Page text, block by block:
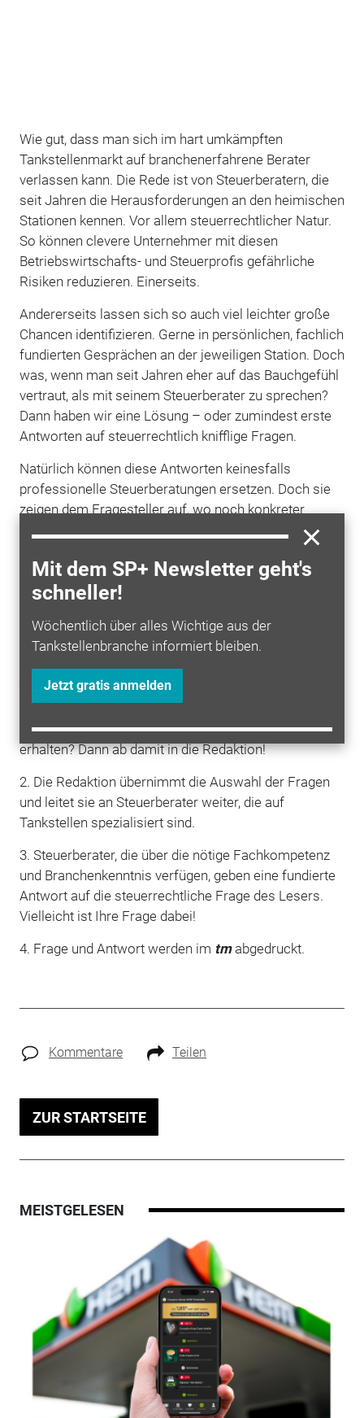
Mit dem SP+ Newsletter geht's
schneller!
Wöchentlich über alles Wichtige aus der
Tankstellenbranche informiert bleiben.
Jetzt gratis anmelden
Wie gut, dass man sich im hart umkämpften
Tankstellenmarkt auf branchenerfahrene Berater
verlassen kann. Die Rede ist von Steuerberatern, die
seit Jahren die Herausforderungen an den heimischen
Stationen kennen. Vor allem steuerrechtlicher Natur.
So können clevere Unternehmer mit diesen
Betriebswirtschafts- und Steuerprofis gefährliche
Risiken reduzieren. Einerseits.
Andererseits lassen sich so auch viel leichter große
Chancen identifizieren. Gerne in persönlichen, fachlich
fundierten Gesprächen an der jeweiligen Station. Doch
was, wenn man seit Jahren eher auf das Bauchgefühl
vertraut, als mit seinem Steuerberater zu sprechen?
Dann haben wir eine Lösung – oder zumindest erste
Antworten auf steuerrechtlich knifflige Fragen.
Natürlich können diese Antworten keinesfalls
professionelle Steuerberatungen ersetzen. Doch sie
zeigen dem Fragesteller auf, wo noch konkreter
Handlungsbedarf herrscht und welche nächsten
Schritte gemacht werden sollten. Schicken Sie uns
Ihre steuerrechtliche Frage
antankstellenmarkt@springer.com
Und so läuft das Ganze ab
1. Sie haben schon länger eine steuerrechtliche Frage
im Kopf und bislang darauf noch keine Antwort
erhalten? Dann ab damit in die Redaktion!
2. Die Redaktion übernimmt die Auswahl der Fragen
und leitet sie an Steuerberater weiter, die auf
Tankstellen spezialisiert sind.
3. Steuerberater, die über die nötige Fachkompetenz
und Branchenkenntnis verfügen, geben eine fundierte
Antwort auf die steuerrechtliche Frage des Lesers.
Vielleicht ist Ihre Frage dabei!
4. Frage und Antwort werden im tmabgedruckt.
Kommentare Teilen
ZUR STARTSEITE
MEISTGELESEN